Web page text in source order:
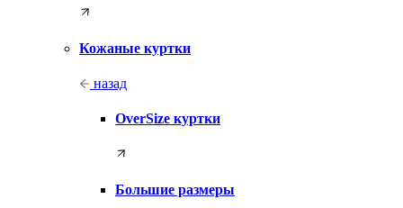
Кожаные куртки
назад
OverSize куртки
Большие размеры